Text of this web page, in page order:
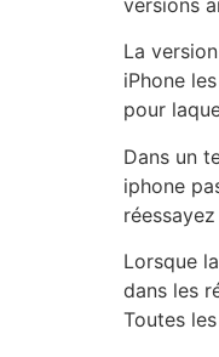
La
iPhone
pour
Dans un
iphone
Lorsque
dans les
Toutes